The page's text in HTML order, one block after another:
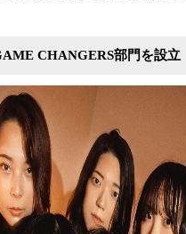
CHANGERS部門を設立